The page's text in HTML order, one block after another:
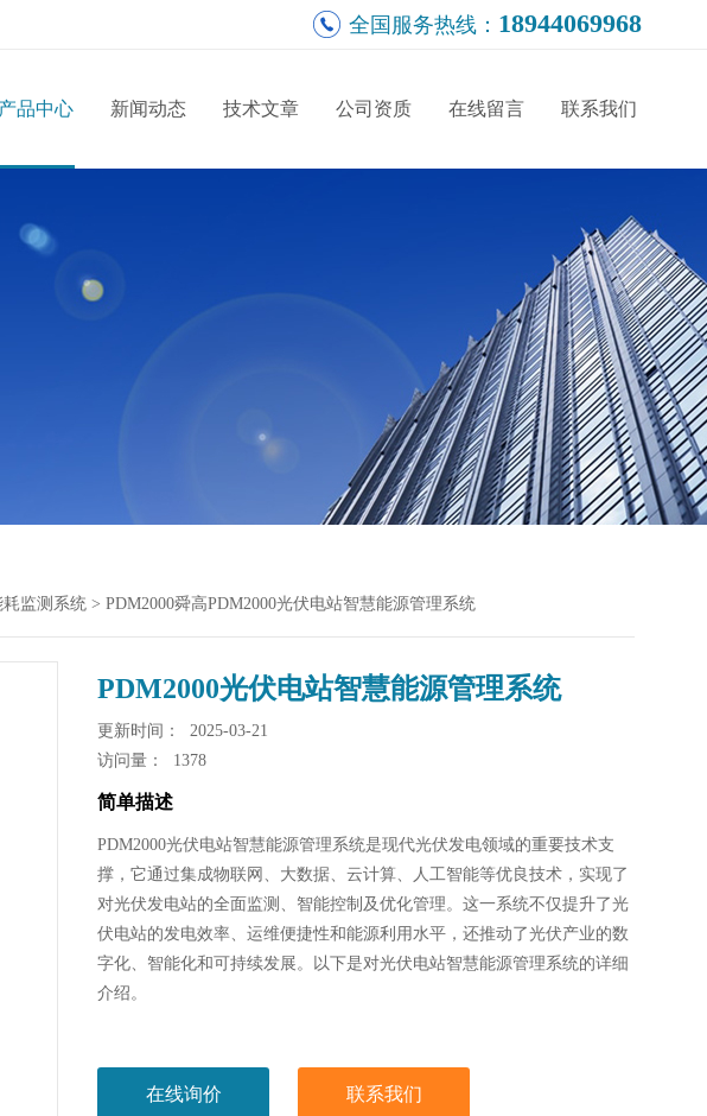
全国服务热线： 18944069968
产品中心 新闻动态 技术文章 公司资质 在线留言 联系我们
耗监测系统 > PDM2000舜高PDM2000光伏电站智慧能源管理系统
PDM2000光伏电站智慧能源管理系统
更新时间： 2025-03-21
访问量： 1378
简单描述
PDM2000光伏电站智慧能源管理系统是现代光伏发电领域的重要技术支
撑，它通过集成物联网、大数据、云计算、人工智能等优良技术，实现了
对光伏发电站的全面监测、智能控制及优化管理。这一系统不仅提升了光
伏电站的发电效率、运维便捷性和能源利用水平，还推动了光伏产业的数
字化、智能化和可持续发展。以下是对光伏电站智慧能源管理系统的详细
介绍。
在线询价 联系我们